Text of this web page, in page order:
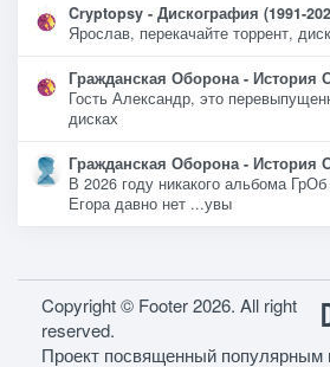
Cryptopsy - Дискография (1991-
Ярослав, перекачайте торрент,
Гражданская Оборона - История
Гость Александр, это
дисках
Гражданская Оборона - История
В 2026 году никакого альбома
Егора давно нет ...увы
Copyright © Footer 2026. All right
reserved.
Проект посвященный популярным